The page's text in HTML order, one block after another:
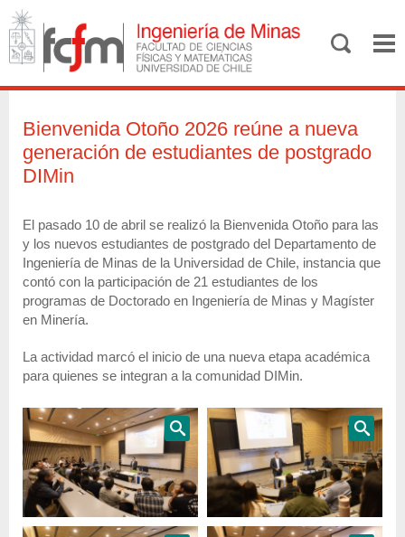
Bienvenida Otoño 2026 reúne a nueva
generación de estudiantes de postgrado
DIMin
El pasado 10 de abril se realizó la Bienvenida Otoño para las
y los nuevos estudiantes de postgrado del Departamento de
Ingeniería de Minas de la Universidad de Chile, instancia que
contó con la participación de 21 estudiantes de los
programas de Doctorado en Ingeniería de Minas y Magíster
en Minería.
La actividad marcó el inicio de una nueva etapa académica
para quienes se integran a la comunidad DIMin.